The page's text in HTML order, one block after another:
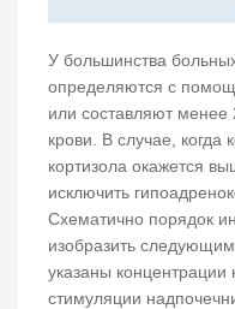
У большинства
определяются с
или составляют
крови. В случае, когда
кортизола окажется
исключить
Схематично порядок
изобразить
указаны концентрации
стимуляции